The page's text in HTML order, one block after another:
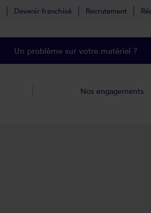
Devenir franchisé Recrutement
Un problème sur votre matériel ?
Nos engagements